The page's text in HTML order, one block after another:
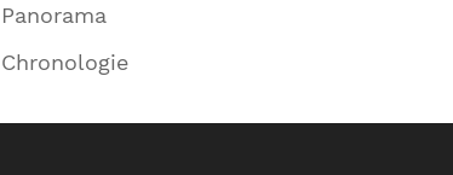
Panorama
Chronologie